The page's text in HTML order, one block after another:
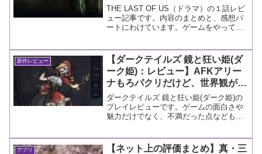
良いところ【１話レビュー】
THE LAST OF US（ドラマ）の１話レビ
ュー記事です。内容のまとめと、感想パ
ートにわけています。ゲームをやってい
新作レビュー
【ダークテイルズ 鏡と狂い姫(ダ
ーク姫)：レビュー】AFKアリー
ナもろパクリだけど、世界観が童
話のため馴染みやすいのは◎
ダークテイルズ 鏡と狂い姫(ダーク姫)の
プレイレビューです。ゲームの面白さや
魅力だけでなく、不満だった点などもま
アプリ
【ネット上の評価まとめ】真・三